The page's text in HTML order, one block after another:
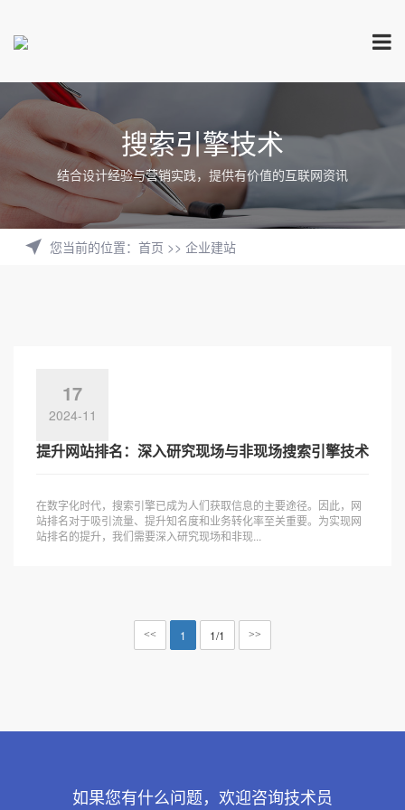
搜索引擎技术
结合设计经验与营销实践，提供有价值的互联网资讯
您当前的位置： 首页 >> 企业建站
17
2024-11
提升网站排名：深入研究现场与非现场搜索引擎技术
在数字化时代，搜索引擎已成为人们获取信息的主要途径。因此，网
站排名对于吸引流量、提升知名度和业务转化率至关重要。为实现网
站排名的提升，我们需要深入研究现场和非现...
<< 1 1/1 >>
如果您有什么问题，欢迎咨询技术员